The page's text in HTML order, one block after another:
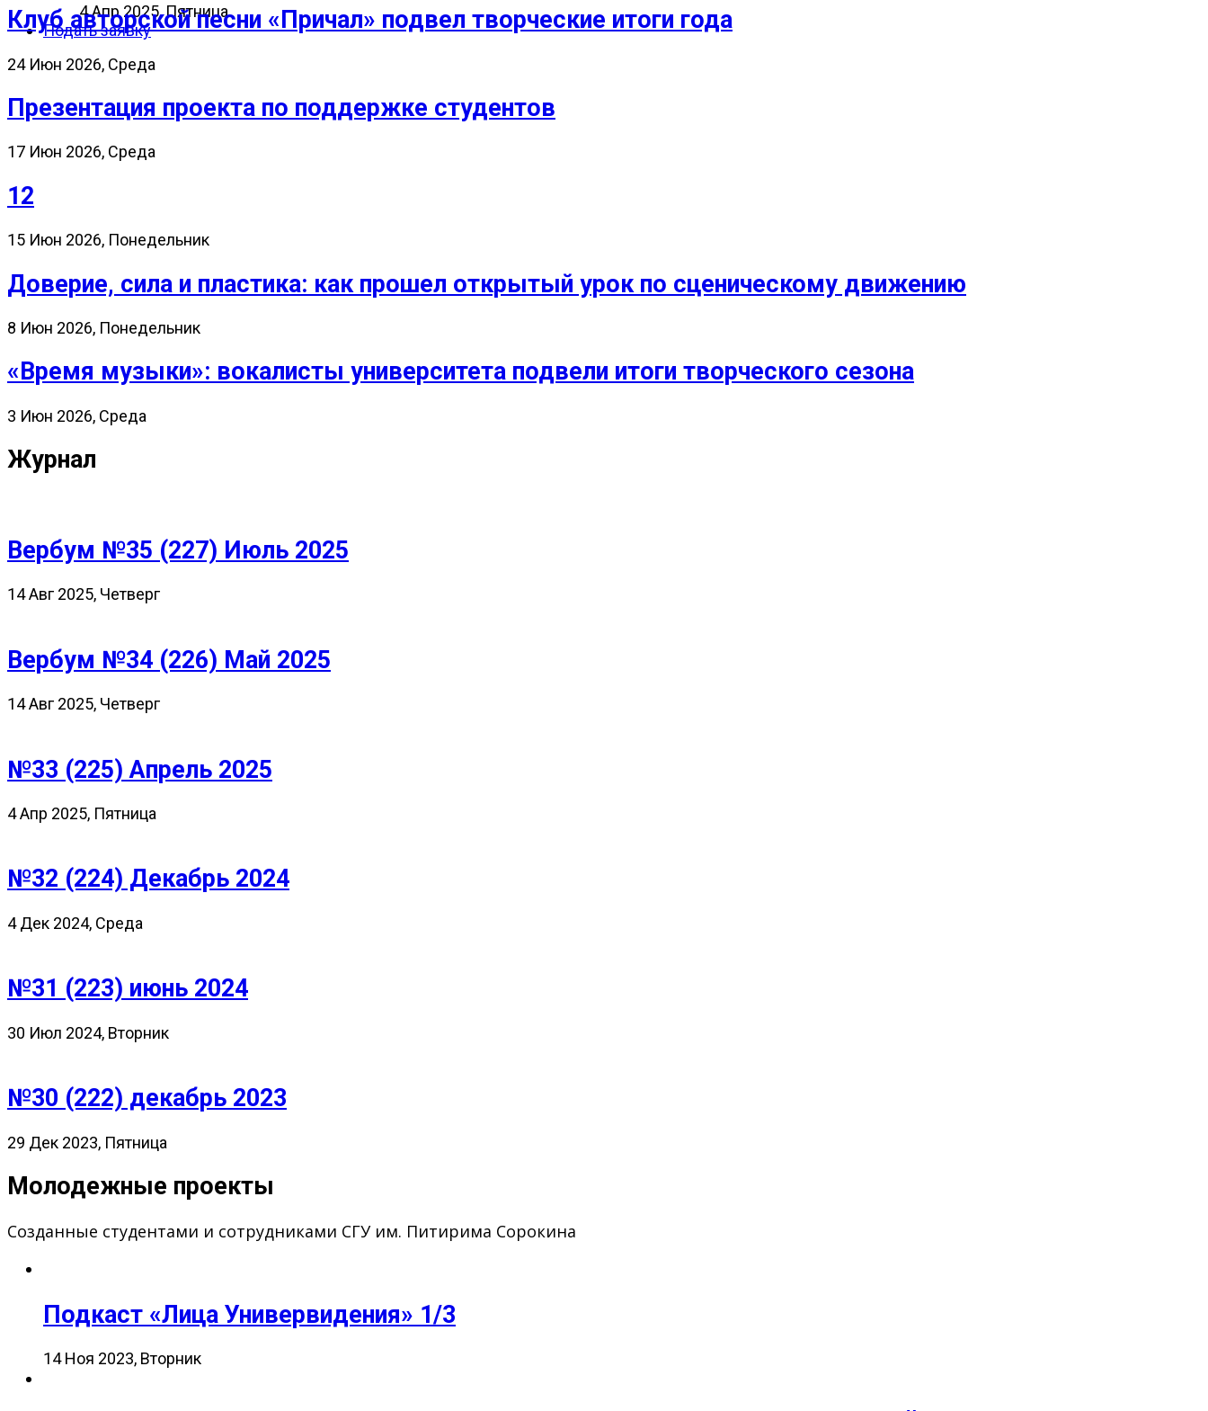
4 Апр 2025, Пятница
Подать заявку
Клуб авторской песни «Причал» подвел творческие итоги года
24 Июн 2026, Среда
Презентация проекта по поддержке студентов
17 Июн 2026, Среда
12
15 Июн 2026, Понедельник
Доверие, сила и пластика: как прошел открытый урок по сценическому движению
8 Июн 2026, Понедельник
«Время музыки»: вокалисты университета подвели итоги творческого сезона
3 Июн 2026, Среда
Журнал
Вербум №35 (227) Июль 2025
14 Авг 2025, Четверг
Вербум №34 (226) Май 2025
14 Авг 2025, Четверг
№33 (225) Апрель 2025
4 Апр 2025, Пятница
№32 (224) Декабрь 2024
4 Дек 2024, Среда
№31 (223) июнь 2024
30 Июл 2024, Вторник
№30 (222) декабрь 2023
29 Дек 2023, Пятница
Молодежные проекты
Созданные студентами и сотрудниками СГУ им. Питирима Сорокина
Подкаст «Лица Универвидения» 1/3
14 Ноя 2023, Вторник